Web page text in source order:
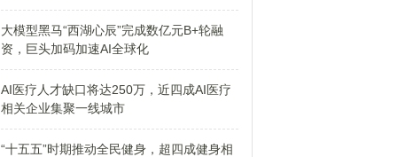
大模型黑马“西湖心辰”完成数亿元B+轮融
资，巨头加码加速AI全球化
AI医疗人才缺口将达250万，近四成AI医疗
相关企业集聚一线城市
“十五五”时期推动全民健身，超四成健身相